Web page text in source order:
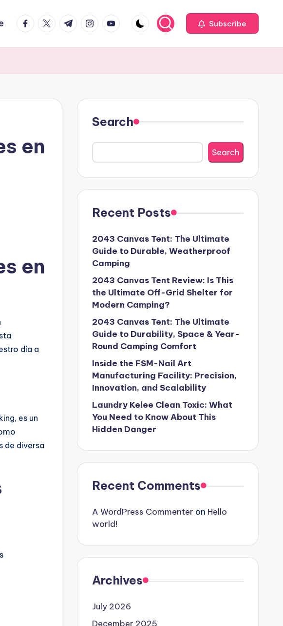
facebook.com
twitter.com
t.me instagram.com
youtube.com Subscribe
en
en
día a
es un
de diversa
Search
Search
Recent Posts
2043 Canvas Tent: The Ultimate
Guide to Durable, Weatherproof
Camping
2043 Canvas Tent Review: Is This
the Ultimate Off-Grid Shelter for
Modern Camping?
2043 Canvas Tent: The Ultimate
Guide to Durability, Space & Year-
Round Camping Comfort
Inside the FSM-Nail Art
Manufacturing Facility: Precision,
Innovation, and Scalability
Laundry Kelee Clean Toxic: What
You Need to Know About This
Hidden Danger
Recent Comments
A WordPress Commenter on Hello
world!
Archives
July 2026
December 2025